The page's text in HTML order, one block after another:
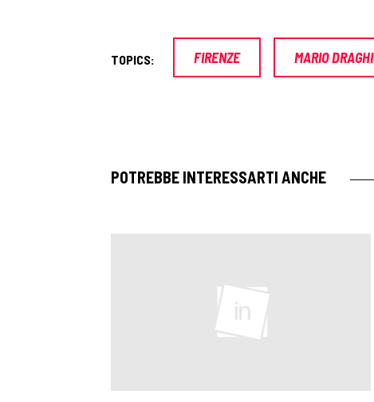
TOPICS: FIRENZE MARIO DRAGHI
POTREBBE INTERESSARTI ANCHE